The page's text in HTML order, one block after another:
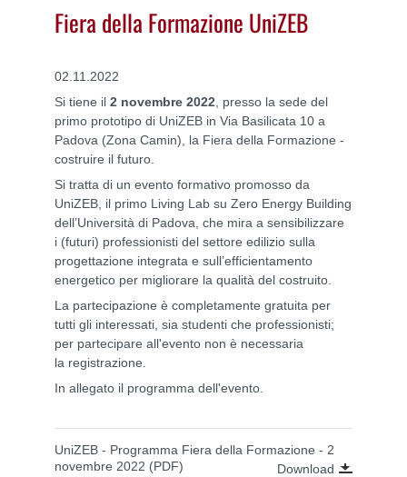
Fiera della Formazione UniZEB
02.11.2022
Si tiene il 2 novembre 2022 , presso la sede del
primo prototipo di UniZEB in Via Basilicata 10 a
Padova (Zona Camin), la Fiera della Formazione -
costruire il futuro.
Si tratta di un evento formativo promosso da
UniZEB, il primo Living Lab su Zero Energy Building
dell’Università di Padova, che mira a sensibilizzare
i (futuri) professionisti del settore edilizio sulla
progettazione integrata e sull’efficientamento
energetico per migliorare la qualità del costruito.
La partecipazione è completamente gratuita per
tutti gli interessati, sia studenti che professionisti;
per partecipare all'evento non è necessaria
la registrazione.
In allegato il programma dell'evento.
UniZEB - Programma Fiera della Formazione - 2
novembre 2022 (PDF)
Download